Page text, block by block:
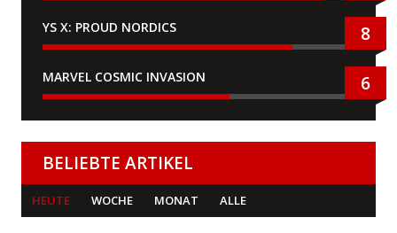
YS X: PROUD NORDICS 8
MARVEL COSMIC INVASION 6
BELIEBTE ARTIKEL
HEUTE WOCHE MONAT ALLE